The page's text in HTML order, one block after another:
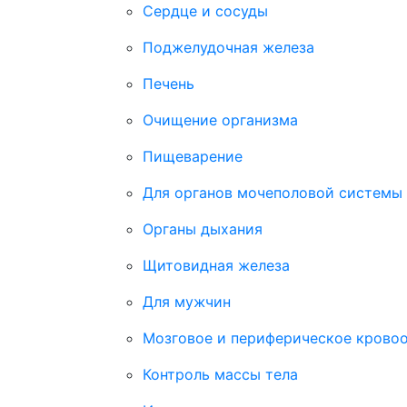
Сердце и сосуды
Поджелудочная железа
Печень
Очищение организма
Пищеварение
Для органов мочеполовой системы
Органы дыхания
Щитовидная железа
Для мужчин
Мозговое и периферическое
Контроль массы тела